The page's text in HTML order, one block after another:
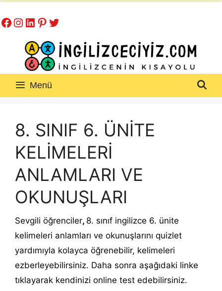
atla
Facebook
Instagram
LinkedIn
Pinterest
Twitter
Menü
8. SINIF 6. ÜNİTE
KELİMELERİ
ANLAMLARI VE
OKUNUŞLARI
Sevgili öğrenciler, 8. sınıf ingilizce 6. ünite
kelimeleri anlamları ve okunuşlarını quizlet
yardımıyla kolayca öğrenebilir, kelimeleri
ezberleyebilirsiniz. Daha sonra aşağıdaki linke
tıklayarak kendinizi online test edebilirsiniz.